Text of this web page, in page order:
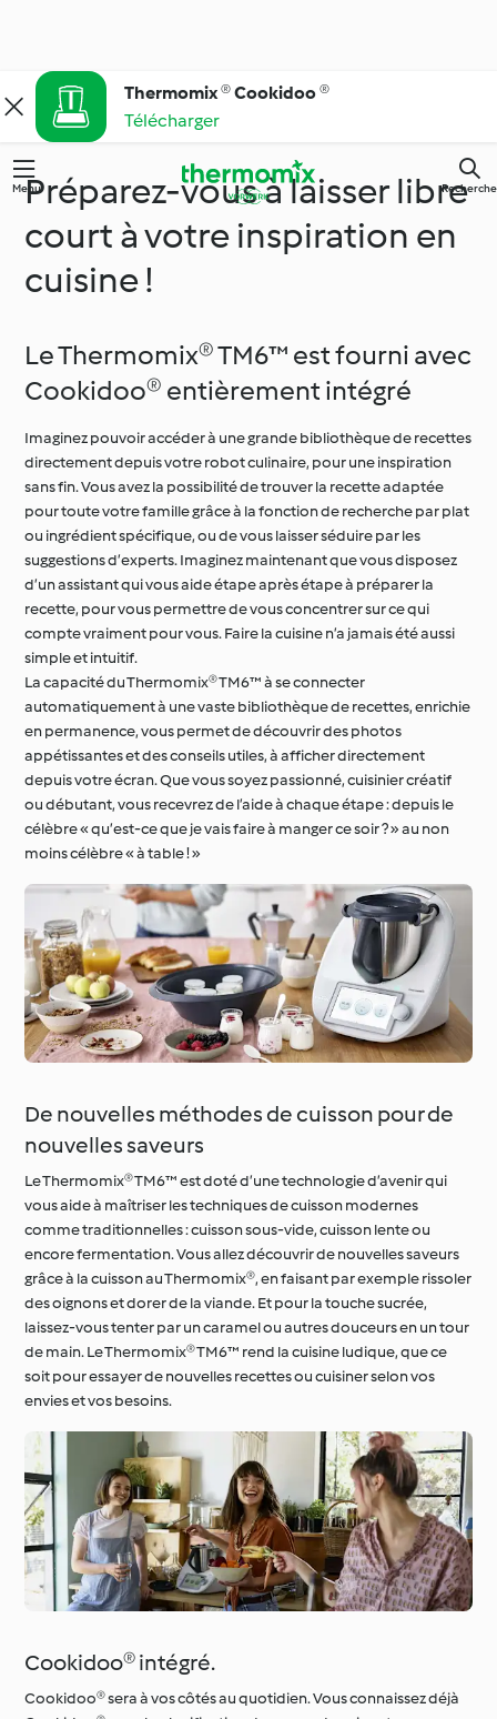
Thermomix ® Cookidoo ®
Télécharger
Menu Recherche
Préparez-vous à laisser libre
court à votre inspiration en
cuisine !
Le Thermomix® TM6™ est fourni avec
Cookidoo® entièrement intégré
Imaginez pouvoir accéder à une grande bibliothèque de recettes
directement depuis votre robot culinaire, pour une inspiration
sans fin. Vous avez la possibilité de trouver la recette adaptée
pour toute votre famille grâce à la fonction de recherche par plat
ou ingrédient spécifique, ou de vous laisser séduire par les
suggestions d’experts. Imaginez maintenant que vous disposez
d’un assistant qui vous aide étape après étape à préparer la
recette, pour vous permettre de vous concentrer sur ce qui
compte vraiment pour vous. Faire la cuisine n’a jamais été aussi
simple et intuitif.
La capacité du Thermomix® TM6™ à se connecter
automatiquement à une vaste bibliothèque de recettes, enrichie
en permanence, vous permet de découvrir des photos
appétissantes et des conseils utiles, à afficher directement
depuis votre écran. Que vous soyez passionné, cuisinier créatif
ou débutant, vous recevrez de l’aide à chaque étape : depuis le
célèbre « qu’est-ce que je vais faire à manger ce soir ? » au non
moins célèbre « à table ! »
De nouvelles méthodes de cuisson pour de
nouvelles saveurs
Le Thermomix® TM6™ est doté d’une technologie d’avenir qui
vous aide à maîtriser les techniques de cuisson modernes
comme traditionnelles : cuisson sous-vide, cuisson lente ou
encore fermentation. Vous allez découvrir de nouvelles saveurs
grâce à la cuisson au Thermomix®, en faisant par exemple rissoler
des oignons et dorer de la viande. Et pour la touche sucrée,
laissez-vous tenter par un caramel ou autres douceurs en un tour
de main. Le Thermomix® TM6™ rend la cuisine ludique, que ce
soit pour essayer de nouvelles recettes ou cuisiner selon vos
envies et vos besoins.
Cookidoo® intégré.
Cookidoo® sera à vos côtés au quotidien. Vous connaissez déjà